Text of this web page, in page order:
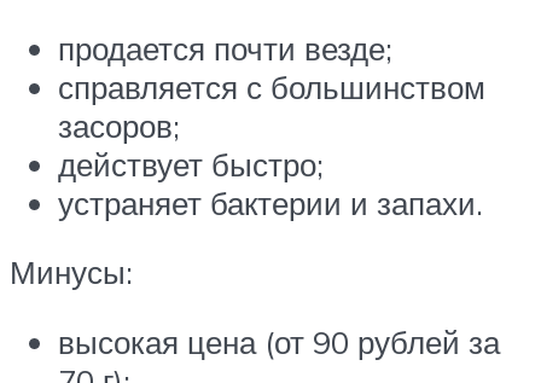
продается почти везде;
справляется с большинством
засоров;
действует быстро;
устраняет бактерии и запахи.
Минусы:
высокая цена (от 90 рублей за